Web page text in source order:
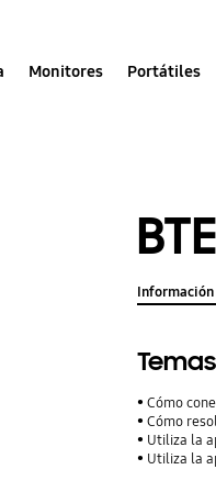
Monitores Portátiles
Cómo
Cómo
Utiliza la
Utiliza la